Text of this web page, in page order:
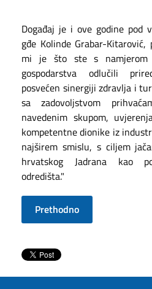
Događaj je i ove godine pod
gđe Kolinde Grabar-Kitarović,
mi je što ste s namjerom
gospodarstva odlučili
posvećen sinergiji zdravlja i
sa zadovoljstvom
navedenim skupom,
kompetentne dionike iz
najširem smislu, s ciljem
hrvatskog Jadrana kao
odredišta."
Prethodno